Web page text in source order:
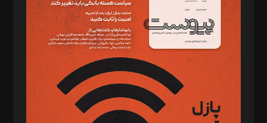
د‌بیر ناداستان: سمانه سمیع
د‌بیر خدمت و تجارت: ابوالفضل رجبی
د‌بیر حقوق فناوری: حسام‌الدین ایپکچی
د‌بیر پیوست جهان: مینا پاکدل
د‌بیر تحریریه آنلاین: بابک نقاش
تحریریه‌: مجتبی محمود‌ی، آرش برهمند، یسنا امان‌پور، سروش کرمیان،
مصطفی مسجدی آرانی، ابوالفضل رجبی، زهرا فکرانه، فائزه فتحی